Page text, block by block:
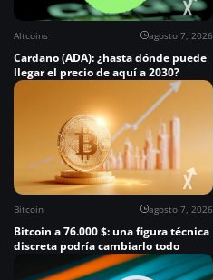
Altcoins agosto 7, 2026
Cardano (ADA): ¿hasta dónde puede
llegar el precio de aquí a 2030?
Bitcoin agosto 7, 2026
Bitcoin a 76.000 $: una figura técnica
discreta podría cambiarlo todo